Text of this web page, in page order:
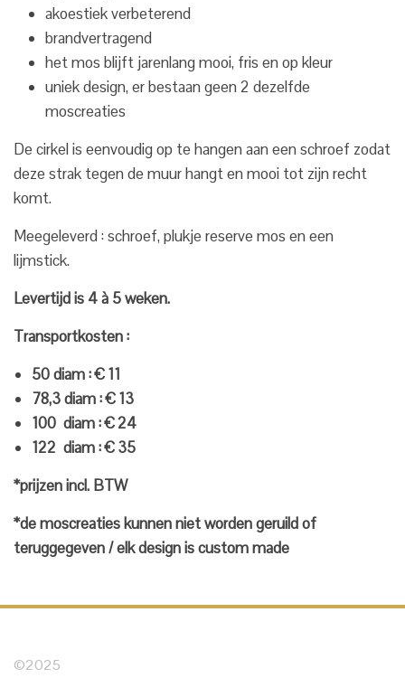
akoestiek verbeterend
brandvertragend
het mos blijft jarenlang mooi, fris en op kleur
uniek design, er bestaan geen 2 dezelfde
moscreaties
De cirkel is eenvoudig op te hangen aan een schroef zodat
deze strak tegen de muur hangt en mooi tot zijn recht
komt.
Meegeleverd : schroef, plukje reserve mos en een
lijmstick.
Levertijd is 4 à 5 weken.
Transportkosten :
50 diam : € 11
78,3 diam : € 13
100 diam : € 24
122 diam : € 35
*prijzen incl. BTW
*de moscreaties kunnen niet worden geruild of
teruggegeven / elk design is custom made
©2025